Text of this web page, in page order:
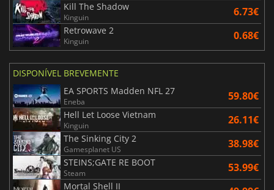
Kill The Shadow
Kinguin 6.73€
Retrowave 2
Kinguin 0.68€
DISPONÍVEL BREVEMENTE
EA SPORTS Madden NFL 27
Eneba 59.80€
Hell Let Loose Vietnam
Kinguin 26.11€
The Sinking City 2
Gamesplanet US 38.98€
STEINS;GATE RE BOOT
Steam 53.99€
Mortal Shell II